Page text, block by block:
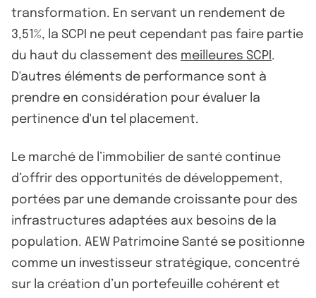
transformation. En servant un rendement de
3,51%, la SCPI ne peut cependant pas faire partie
du haut du classement des meilleures SCPI .
D'autres éléments de performance sont à
prendre en considération pour évaluer la
pertinence d'un tel placement.
Le marché de l’immobilier de santé continue
d’offrir des opportunités de développement,
portées par une demande croissante pour des
infrastructures adaptées aux besoins de la
population. AEW Patrimoine Santé se positionne
comme un investisseur stratégique, concentré
sur la création d’un portefeuille cohérent et